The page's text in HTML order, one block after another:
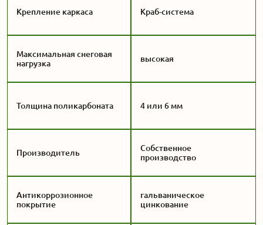
Крепление каркаса Краб-система
Максимальная снеговая
нагрузка
высокая
Толщина поликарбоната 4 или 6 мм
Производитель
Собственное
производство
Антикоррозионное
покрытие
гальваническое
цинкование